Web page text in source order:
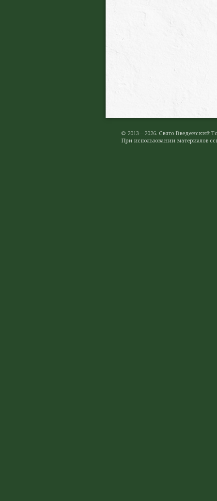
© 2013—2026. Свято-Введенский
При использовании материалов